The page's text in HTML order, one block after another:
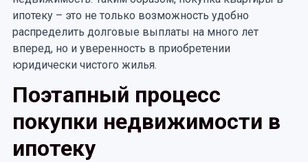
ипотеку – это не только возможность удобно
распределить долговые выплаты на много лет
вперед, но и уверенность в приобретении
юридически чистого жилья.
Поэтапный процесс
покупки недвижимости в
ипотеку